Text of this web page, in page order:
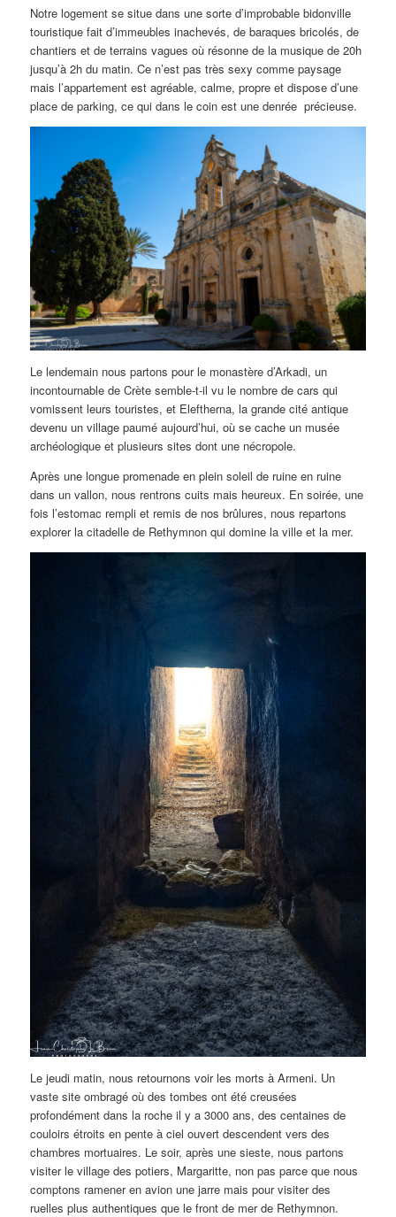
Notre logement se situe dans une sorte d’improbable bidonville
touristique fait d’immeubles inachevés, de baraques bricolés, de
chantiers et de terrains vagues où résonne de la musique de 20h
jusqu’à 2h du matin. Ce n’est pas très sexy comme paysage
mais l’appartement est agréable, calme, propre et dispose d’une
place de parking, ce qui dans le coin est une denrée précieuse.
Le lendemain nous partons pour le monastère d’Arkadi, un
incontournable de Crète semble-t-il vu le nombre de cars qui
vomissent leurs touristes, et Eleftherna, la grande cité antique
devenu un village paumé aujourd’hui, où se cache un musée
archéologique et plusieurs sites dont une nécropole.
Après une longue promenade en plein soleil de ruine en ruine
dans un vallon, nous rentrons cuits mais heureux. En soirée, une
fois l’estomac rempli et remis de nos brûlures, nous repartons
explorer la citadelle de Rethymnon qui domine la ville et la mer.
Le jeudi matin, nous retournons voir les morts à Armeni. Un
vaste site ombragé où des tombes ont été creusées
profondément dans la roche il y a 3000 ans, des centaines de
couloirs étroits en pente à ciel ouvert descendent vers des
chambres mortuaires. Le soir, après une sieste, nous partons
visiter le village des potiers, Margaritte, non pas parce que nous
comptons ramener en avion une jarre mais pour visiter des
ruelles plus authentiques que le front de mer de Rethymnon.